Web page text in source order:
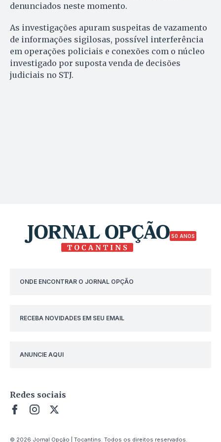
denunciados neste momento.
As investigações apuram suspeitas de vazamento
de informações sigilosas, possível interferência
em operações policiais e conexões com o núcleo
investigado por suposta venda de decisões
judiciais no STJ.
50 ANOS
ONDE ENCONTRAR O JORNAL OPÇÃO
RECEBA NOVIDADES EM SEU EMAIL
ANUNCIE AQUI
Redes sociais
© 2026 Jornal Opção | Tocantins. Todos os direitos reservados.